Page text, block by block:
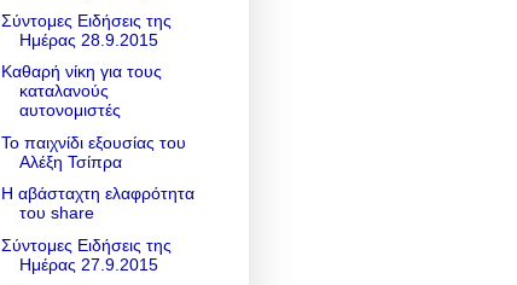
Σύντομες Ειδήσεις της
Ημέρας 28.9.2015
Καθαρή νίκη για τους
καταλανούς
αυτονομιστές
Το παιχνίδι εξουσίας του
Αλέξη Τσίπρα
Η αβάσταχτη ελαφρότητα
του share
Σύντομες Ειδήσεις της
Ημέρας 27.9.2015